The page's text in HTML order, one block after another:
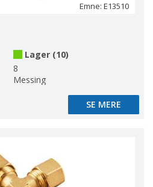
Emne: E13510
Lager (10)
8
Messing
SE MERE
SE MERE